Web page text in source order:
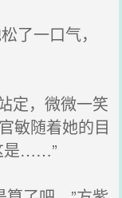
了一口气，
定，微微一笑
敏随着她的目
是……”